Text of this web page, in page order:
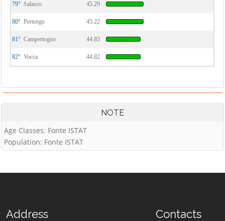
79° Salasco 45.29
80° Pertengo 45.22
81° Campertogno 44.83
82° Vocca 44.82
NOTE
Age Classes: Fonte ISTAT
Population: Fonte ISTAT
Address Contacts